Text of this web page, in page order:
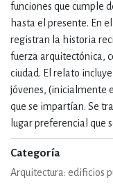
funciones que cumple
hasta el presente. En
registran la historia
fuerza arquitectónica,
ciudad. El relato
jóvenes, (inicialmente
que se impartían. Se
lugar preferencial que
Categoría
Arquitectura: edificios